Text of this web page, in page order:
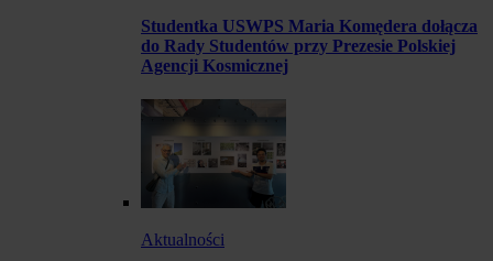
Studentka USWPS Maria Komędera dołącza
do Rady Studentów przy Prezesie Polskiej
Agencji Kosmicznej
Aktualności